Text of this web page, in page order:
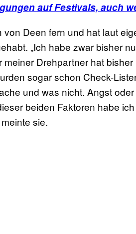
auf Festivals, auch
Deen fern und hat laut
„Ich habe zwar bisher
meiner Drehpartner hat
sogar schon Check-
und was nicht. Angst
beiden Faktoren habe
sie.